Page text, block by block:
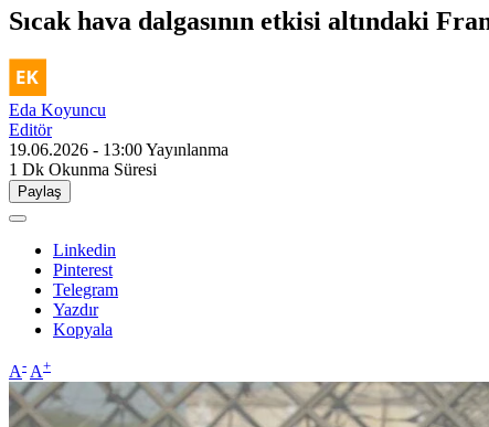
Sıcak hava dalgasının etkisi altındaki
Eda Koyuncu
Editör
19.06.2026 - 13:00Yayınlanma
1 Dk Okunma Süresi
Paylaş
Linkedin
Pinterest
Telegram
Yazdır
Kopyala
A- A+